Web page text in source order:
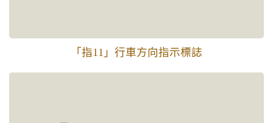
「指11」行車方向指示標誌